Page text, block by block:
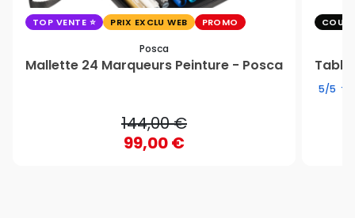
TOP VENTE PRIX EXCLU WEB PROMO
Posca
Mallette 24 Marqueurs Peinture - Posca
144,00 €
99,00 €
COUP
Table
5/5